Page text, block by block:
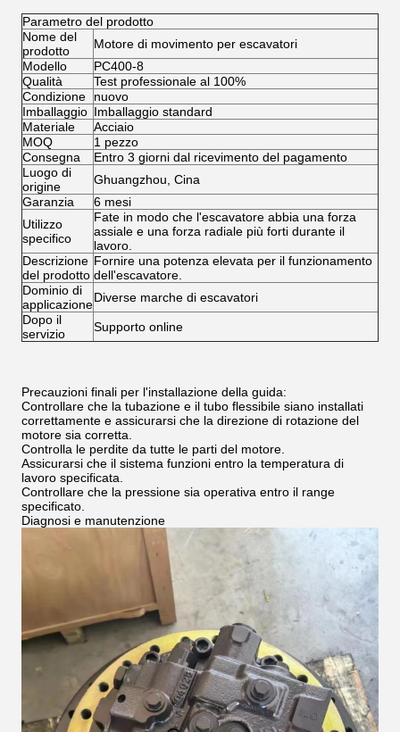
Parametro del prodotto
Nome del
prodotto
Motore di movimento per escavatori
Modello
PC400-8
Qualità
Test professionale al 100%
Condizione
nuovo
Imballaggio Imballaggio standard
Materiale
Acciaio
MOQ
1 pezzo
Consegna
Entro 3 giorni dal ricevimento del pagamento
Luogo di
origine
Ghuangzhou, Cina
Garanzia
6 mesi
Utilizzo
specifico
Fate in modo che l'escavatore abbia una forza
assiale e una forza radiale più forti durante il
lavoro.
Descrizione
del prodotto
Fornire una potenza elevata per il funzionamento
dell'escavatore.
Dominio di
applicazioneDiverse marche di escavatori
Dopo il
servizio
Supporto online
Precauzioni finali per l'installazione della guida:
Controllare che la tubazione e il tubo flessibile siano installati
correttamente e assicurarsi che la direzione di rotazione del
motore sia corretta.
Controlla le perdite da tutte le parti del motore.
Assicurarsi che il sistema funzioni entro la temperatura di
lavoro specificata.
Controllare che la pressione sia operativa entro il range
specificato.
Diagnosi e manutenzione